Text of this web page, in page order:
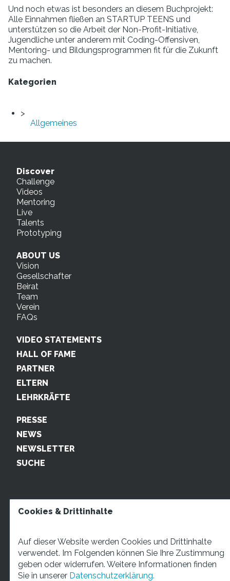
Und noch etwas ist besonders an diesem Buchprojekt:
Alle Einnahmen fließen an STARTUP TEENS und
unterstützen so die Arbeit der Non-Profit-Initiative,
Jugendliche unter anderem mit Coding-Offensiven,
Mentoring- und Bildungsprogrammen fit für die Zukunft
zu machen.
Kategorien
Allgemeines
Discover
Challenge
Videos
Mentoring
Live
Talents
Prototyping
ABOUT US
Vision
Gesellschafter
Beirat
Team
Verein
FAQs
VIDEO STATEMENTS
HALL OF FAME
PARTNER
ELTERN
LEHRKRÄFTE
PRESSE
NEWS
NEWSLETTER
SUCHE
STARTUP TEENS Münsterstraße 5, 59065 Hamm. Fon:
Cookies & Drittinhalte
Auf dieser Website werden Cookies und Drittinhalte
verwendet. Im Folgenden können Sie Ihre Zustimmung
geben oder widerrufen. Weitere Informationen finden
Sie in unserer Datenschutzerklärung.